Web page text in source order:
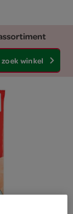
zoek winkel